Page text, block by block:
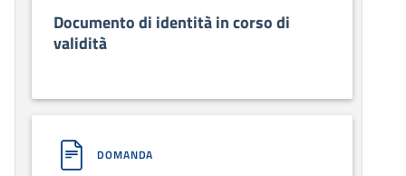
Documento di identità in corso di
validità
DOMANDA